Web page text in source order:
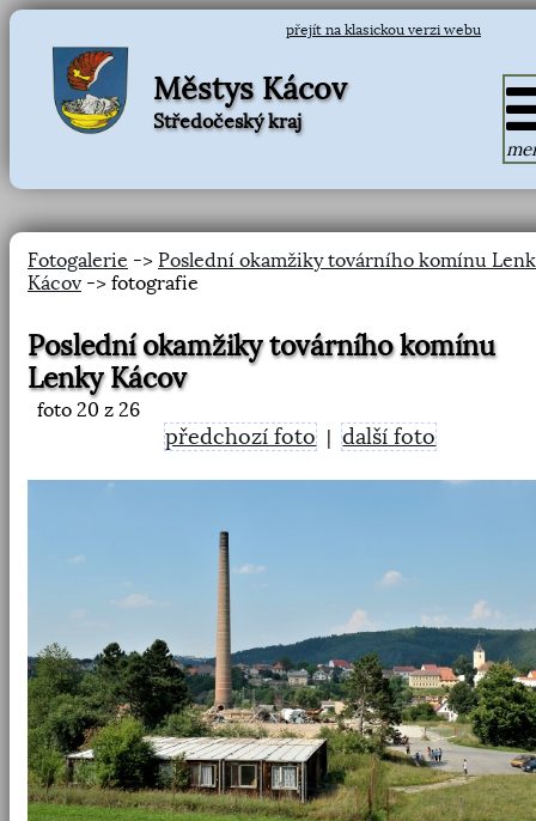
přejít na klasickou verzi webu
Městys Kácov
Středočeský kraj
Fotogalerie -> Poslední okamžiky továrního komínu
Kácov -> fotografie
Poslední okamžiky továrního komínu
Lenky Kácov
foto 20 z 26
předchozí foto |další foto